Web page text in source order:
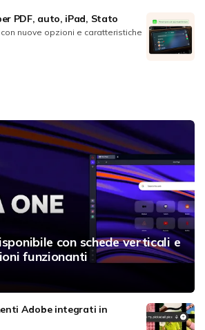
PDF, auto, iPad, Stato
nuove opzioni e caratteristiche
con schede verticali e
funzionanti
Adobe integrati in